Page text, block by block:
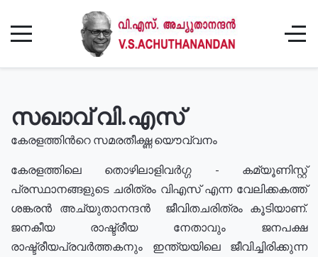
സഖാവ് വി.എസ്
കേരളത്തിൻറെ സമരതീക്ഷ്ണ യൌവ്വനം
കേരളത്തിലെ തൊഴിലാളിവർഗ്ഗ - കമ്യൂണിസ്റ്റ്
പ്രസ്ഥാനങ്ങളുടെ ചരിത്രം വിഎസ് എന്ന വേലിക്കകത്ത്
ശങ്കരൻ അച്യുതാനന്ദൻ ജീവിതചരിത്രം കൂടിയാണ്.
ജനകീയ രാഷ്ട്രീയ നേതാവും ജനപക്ഷ
രാഷ്ട്രീയപ്രവർത്തകനും ഇന്ത്യയിലെ ജീവിച്ചിരിക്കുന്ന